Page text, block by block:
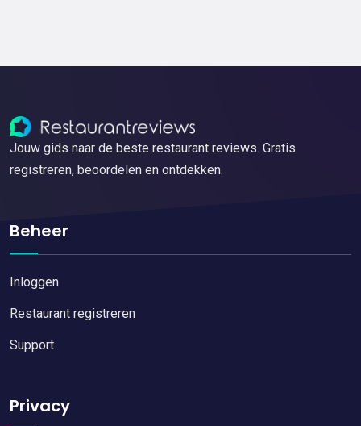
Jouw gids naar de beste restaurant reviews. Gratis
registreren, beoordelen en ontdekken.
Beheer
Inloggen
Restaurant registreren
Support
Privacy